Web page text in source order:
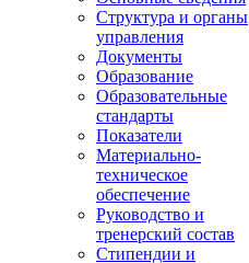
Структура и органы
управления
Документы
Образование
Образовательные
стандарты
Показатели
Материально-
техническое
обеспечение
Руководство и
тренерский состав
Стипендии и